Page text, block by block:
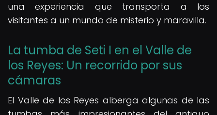
una experiencia que transporta a los
visitantes a un mundo de misterio y maravilla.
La tumba de Seti I en el Valle de
los Reyes: Un recorrido por sus
cámaras
El Valle de los Reyes alberga algunas de las